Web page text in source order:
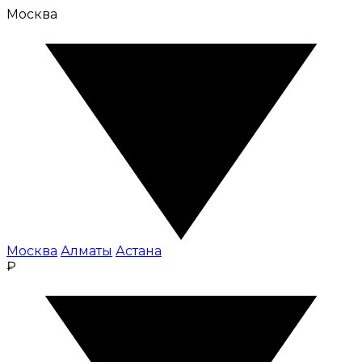
Москва
Москва Алматы Астана
₽